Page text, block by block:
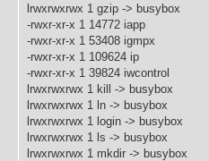
lrwxrwxrwx 1 gzip -> busybox
-rwxr-xr-x 1 14772 iapp
-rwxr-xr-x 1 53408 igmpx
-rwxr-xr-x 1 109624 ip
-rwxr-xr-x 1 39824 iwcontrol
lrwxrwxrwx 1 kill -> busybox
lrwxrwxrwx 1 ln -> busybox
lrwxrwxrwx 1 login -> busybox
lrwxrwxrwx 1 ls -> busybox
lrwxrwxrwx 1 mkdir -> busybox